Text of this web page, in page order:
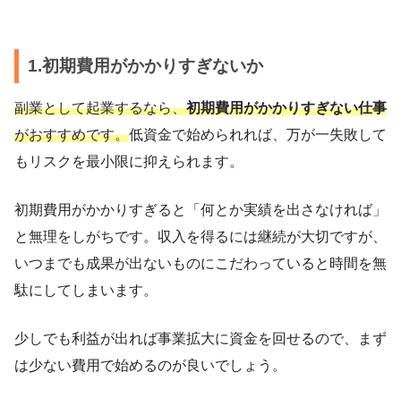
1.初期費用がかかりすぎないか
副業として起業するなら、初期費用がかかりすぎない仕事
がおすすめです。低資金で始められれば、万が一失敗して
もリスクを最小限に抑えられます。
初期費用がかかりすぎると「何とか実績を出さなければ」
と無理をしがちです。収入を得るには継続が大切ですが、
いつまでも成果が出ないものにこだわっていると時間を無
駄にしてしまいます。
少しでも利益が出れば事業拡大に資金を回せるので、まず
は少ない費用で始めるのが良いでしょう。